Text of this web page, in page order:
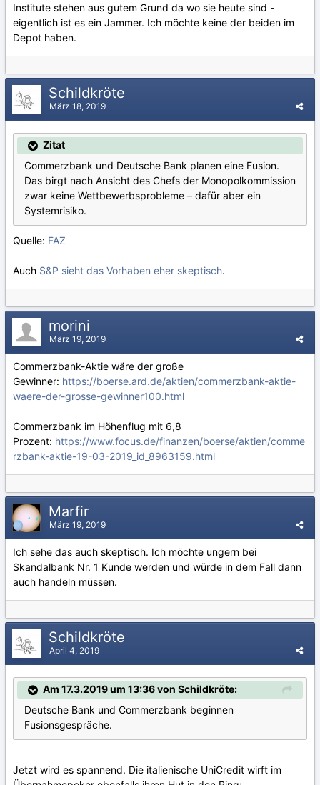
Institute stehen aus gutem Grund da wo sie heute sind -
eigentlich ist es ein Jammer. Ich möchte keine der beiden im
Depot haben.
Schildkröte
März 18, 2019
Zitat
Commerzbank und Deutsche Bank planen eine Fusion.
Das birgt nach Ansicht des Chefs der Monopolkommission
zwar keine Wettbewerbsprobleme – dafür aber ein
Systemrisiko.
Quelle: FAZ
Auch S&P sieht das Vorhaben eher skeptisch.
morini
März 19, 2019
Commerzbank-Aktie wäre der große
Gewinner: https://boerse.ard.de/aktien/commerzbank-aktie-
waere-der-grosse-gewinner100.html
Commerzbank im Höhenflug mit 6,8
Prozent: https://www.focus.de/finanzen/boerse/aktien/comme
rzbank-aktie-19-03-2019_id_8963159.html
Marfir
März 19, 2019
Ich sehe das auch skeptisch. Ich möchte ungern bei
Skandalbank Nr. 1 Kunde werden und würde in dem Fall dann
auch handeln müssen.
Schildkröte
April 4, 2019
Am 17.3.2019 um 13:36 von Schildkröte:
Deutsche Bank und Commerzbank beginnen
Fusionsgespräche.
Jetzt wird es spannend. Die italienische UniCredit wirft im